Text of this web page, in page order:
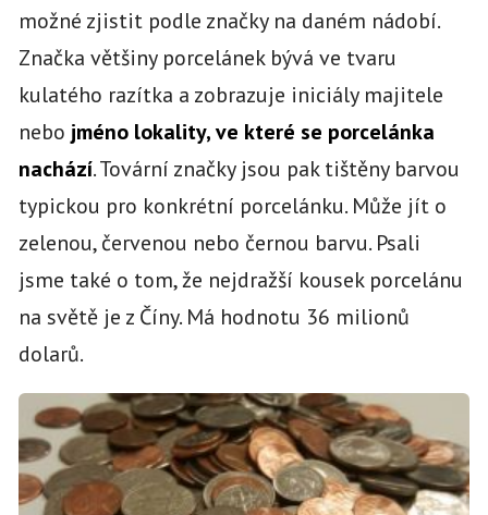
možné zjistit podle značky na daném nádobí.
Značka většiny porcelánek bývá ve tvaru
kulatého razítka a zobrazuje iniciály majitele
nebo jméno lokality, ve které se porcelánka
nachází. Tovární značky jsou pak tištěny barvou
typickou pro konkrétní porcelánku. Může jít o
zelenou, červenou nebo černou barvu. Psali
jsme také o tom, že nejdražší kousek porcelánu
na světě je z Číny. Má hodnotu 36 milionů
dolarů.